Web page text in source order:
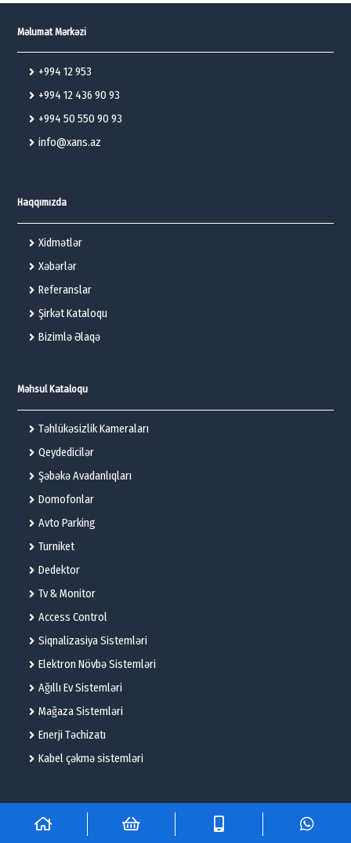
Məlumat Mərkəzi
+994 12 953
+994 12 436 90 93
+994 50 550 90 93
info@xans.az
Haqqımızda
Xidmətlər
Xəbərlər
Referanslar
Şirkət Kataloqu
Bizimlə Əlaqə
Məhsul Kataloqu
Təhlükəsizlik Kameraları
Qeydedicilər
Şəbəkə Avadanlıqları
Domofonlar
Avto Parking
Turniket
Dedektor
Tv & Monitor
Access Control
Siqnalizasiya Sistemləri
Elektron Növbə Sistemləri
Ağıllı Ev Sistemləri
Mağaza Sistemləri
Enerji Təchizatı
Kabel çəkmə sistemləri
© 2025 – Flame Technologies